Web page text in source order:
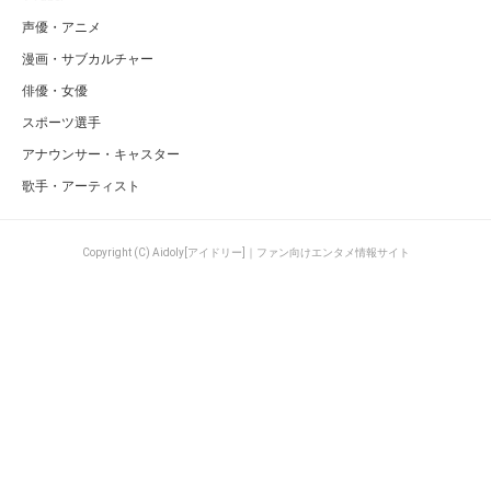
声優・アニメ
漫画・サブカルチャー
俳優・女優
スポーツ選手
アナウンサー・キャスター
歌手・アーティスト
Copyright (C) Aidoly[アイドリー]｜ファン向けエンタメ情報サイト